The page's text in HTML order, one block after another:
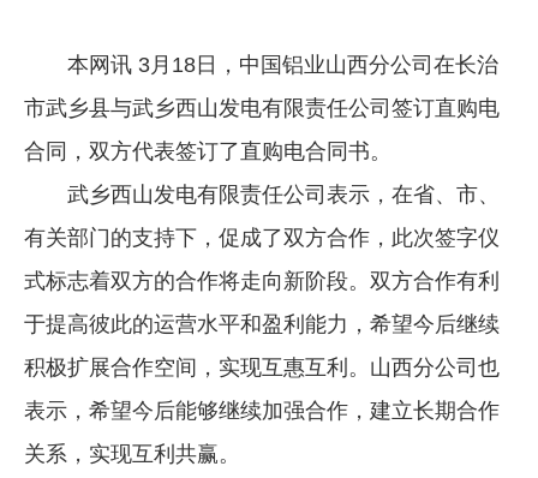
党建工作
企业文化
《资源再生》杂志
行情报价
本网讯 3月18日，中国铝业山西分公司在长治
市武乡县与武乡西山发电有限责任公司签订直购电
合同，双方代表签订了直购电合同书。
武乡西山发电有限责任公司表示，在省、市、
有关部门的支持下，促成了双方合作，此次签字仪
式标志着双方的合作将走向新阶段。双方合作有利
于提高彼此的运营水平和盈利能力，希望今后继续
积极扩展合作空间，实现互惠互利。山西分公司也
表示，希望今后能够继续加强合作，建立长期合作
关系，实现互利共赢。